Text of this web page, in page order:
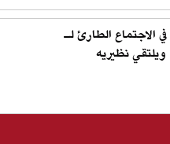
الاجتماع الطارئ لـ
نظيريه